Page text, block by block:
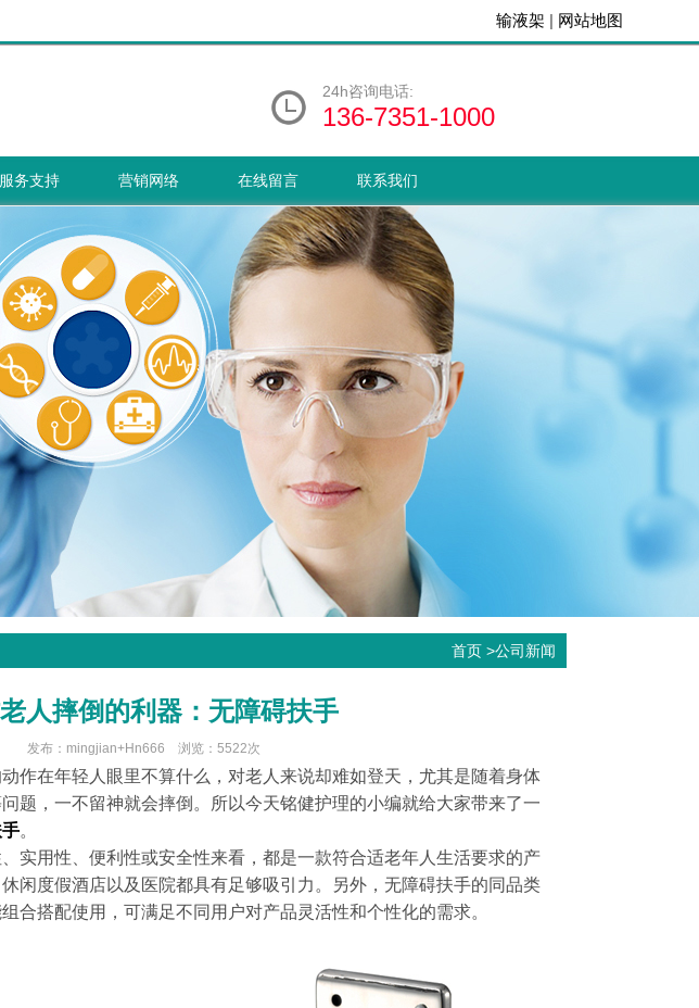
输液架 | 网站地图
24h咨询电话:
136-7351-1000
服务支持 营销网络 在线留言 联系我们
首页 >公司新闻
人摔倒的利器：无障碍扶手
发布：mingjian+Hn666 浏览：5522次
在年轻人眼里不算什么，对老人来说却难如登天，尤其是随着身体
题，一不留神就会摔倒。所以今天铭健护理的小编就给大家带来了一
。
用性、便利性或安全性来看，都是一款符合适老年人生活要求的产
闲度假酒店以及医院都具有足够吸引力。另外，无障碍扶手的同品类
合搭配使用，可满足不同用户对产品灵活性和个性化的需求。